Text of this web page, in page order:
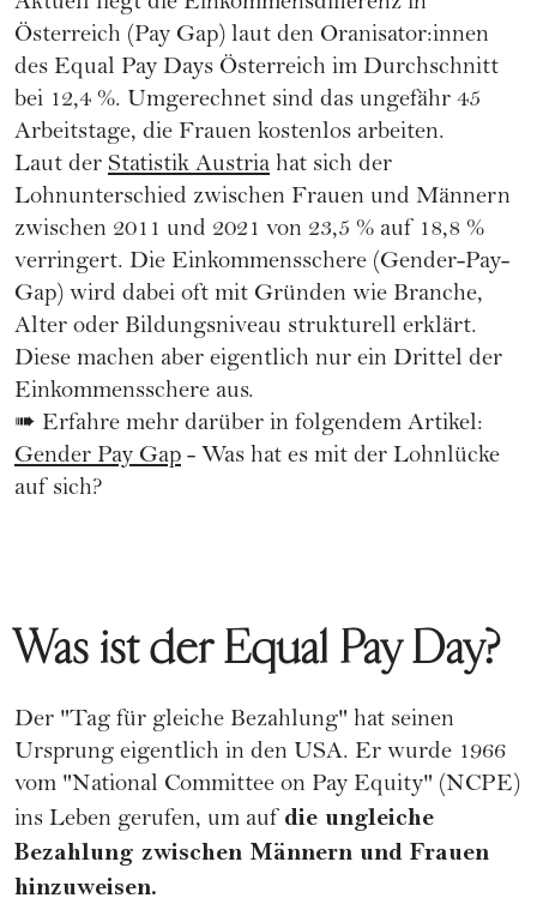
Österreich (Pay Gap) laut den Oranisator:innen
des Equal Pay Days Österreich im Durchschnitt
bei 12,4 %. Umgerechnet sind das ungefähr 45
Arbeitstage, die Frauen kostenlos arbeiten.
Laut der Statistik Austria hat sich der
Lohnunterschied zwischen Frauen und Männern
zwischen 2011 und 2021 von 23,5 % auf 18,8 %
verringert. Die Einkommensschere (Gender-Pay-
Gap) wird dabei oft mit Gründen wie Branche,
Alter oder Bildungsniveau strukturell erklärt.
Diese machen aber eigentlich nur ein Drittel der
Einkommensschere aus.
➠ Erfahre mehr darüber in folgendem Artikel:
Gender Pay Gap - Was hat es mit der Lohnlücke
auf sich?
Was ist der Equal Pay Day?
Der "Tag für gleiche Bezahlung" hat seinen
Ursprung eigentlich in den USA. Er wurde 1966
vom "National Committee on Pay Equity" (NCPE)
ins Leben gerufen, um auf die ungleiche
Bezahlung zwischen Männern und Frauen
hinzuweisen.